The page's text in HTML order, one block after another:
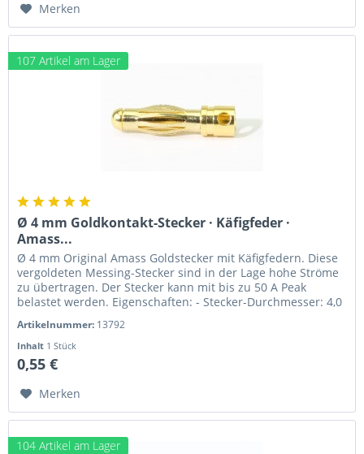
Merken
107 Artikel am Lager
Ø 4 mm Goldkontakt-Stecker · Käfigfeder ·
Amass...
Ø 4 mm Original Amass Goldstecker mit Käfigfedern. Diese
vergoldeten Messing-Stecker sind in der Lage hohe Ströme
zu übertragen. Der Stecker kann mit bis zu 50 A Peak
belastet werden. Eigenschaften: - Stecker-Durchmesser: 4,0
Artikelnummer: 13792
Inhalt 1 Stück
0,55 €
Merken
104 Artikel am Lager